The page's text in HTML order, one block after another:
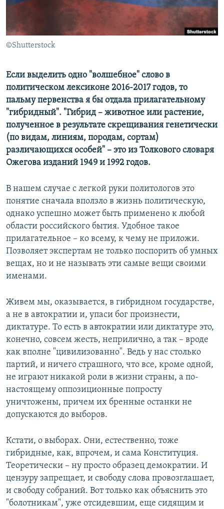
ПОБЕДИТЕЛЕЙ НЕ СУДЯТ?
КРЫМ.НЕПОКОРЕННЫЙ
ELIFBE
ПРИСОЕДИНЯЙТЕСЬ!
Все сайты RFE/RL
©Shutterstock
Если выделить одно "волшебное" слово в
политическом лексиконе 2016-2017 годов, то
пальму первенства я бы отдала прилагательному
"гибридный". "Гибрид – животное или растение,
полученное в результате скрещивания генетически
(по видам, линиям, породам, сортам)
различающихся особей" – это из Толкового словаря
Ожегова изданий 1949 и 1992 годов.
В нашем случае с легкой руки политологов это
понятие сначала вползло в жизнь политическую,
однако успешно может быть применено к любой
области российского бытия. Удобное такое
прилагательное – ко всему, к чему не приложи.
Позволяет экспертам не только поспорить об умных
вещах, но и не называть эти самые вещи своими
именами.
Живем мы, оказывается, в гибридном государстве,
а не в автократии и, упаси бог произнести,
диктатуре. То есть в автократии или диктатуре это,
конечно, совсем жесть, неприлично, а так – вроде
как вполне "цивилизованно". Ведь у нас столько
партий, и ничего страшного, что все, кроме одной,
не играют никакой роли в жизни страны, а по-
настоящему оппозиционные попросту
уничтожены, причем их бренные останки не
допускаются до выборов.
Кстати, о выборах. Они, естественно, тоже
гибридные, как, впрочем, и сама Конституция.
Теоретически – ну просто образец демократии. И
цензуру запрещает, и свободу слова провозглашает,
и свободу собраний. Вот только как объяснить это
"болотникам", уже отсидевшим, еще сидящим и